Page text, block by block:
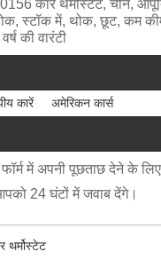
कार थर्मोस्टेट, चीन,
स्टॉक में, थोक, छूट, कम
की वारंटी
कारें अमेरिकन कार्स
में अपनी पूछताछ देने के
24 घंटों में जवाब देंगे।